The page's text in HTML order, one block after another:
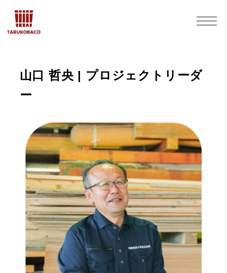
山口 哲央 | プロジェクトリーダ
ー